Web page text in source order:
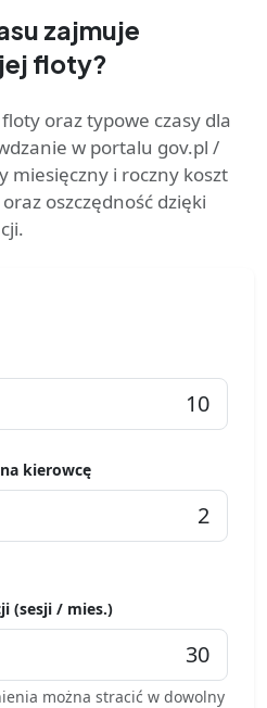
zajmuje
floty?
oraz typowe czasy dla
w portalu gov.pl /
miesięczny i roczny koszt
oszczędność dzięki
kierowcę
(sesji / mies.)
można stracić w dowolny